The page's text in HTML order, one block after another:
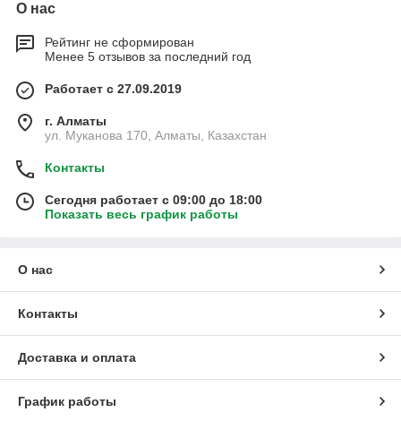
О нас
Рейтинг не сформирован
Менее 5 отзывов за последний год
Работает с 27.09.2019
г. Алматы
ул. Муканова 170, Алматы, Казахстан
Контакты
Сегодня работает с 09:00 до 18:00
Показать весь график работы
О нас
Контакты
Доставка и оплата
График работы